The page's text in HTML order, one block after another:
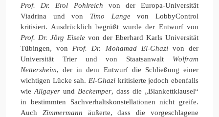
Prof. Dr. Erol Pohlreich von der Europa-Universität
Viadrina und von Timo Langevon LobbyControl
kritisiert. Ausdrücklich begrüßt wurde der Entwurf von
Prof. Dr. Jörg Eisele von der Eberhard Karls Universität
Tübingen, von Prof. Dr. Mohamad El-Ghazivon der
Universität Trier und von Staatsanwalt Wolfram
Nettersheim, der in dem Entwurf die Schließung einer
wichtigen Lücke sah. El-Ghazi kritisierte jedoch ebenfalls
wie Allgayer und Beckemper, dass die „Blankettklausel“
in bestimmten Sachverhaltskonstellationen nicht greife.
Auch Zimmermann äußerte, dass die vorgeschlagene